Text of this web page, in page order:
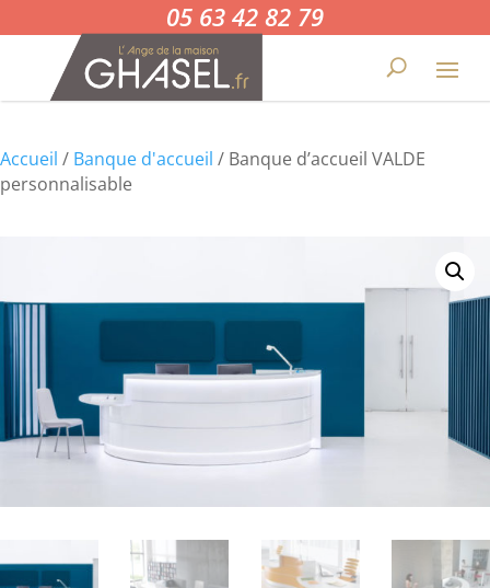
05 63 42 82 79
Accueil / Banque d'accueil / Banque d’accueil VALDE
personnalisable